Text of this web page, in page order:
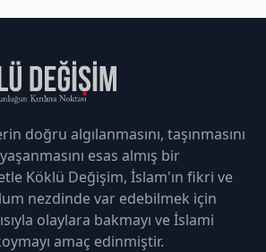
doğru algılanmasını, taşınmasını
esas almış bir
Köklü Değişim, İslam'ın fikri ve
nezdinde var edebilmek için
olaylara bakmayı ve İslami
amaç edinmiştir.